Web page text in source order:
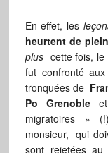
En effet, les
heurtent de
plus cette fois,
fut confronté
tronquées de
Po Grenobleet
migratoires »
monsieur, qui
sont rejetées